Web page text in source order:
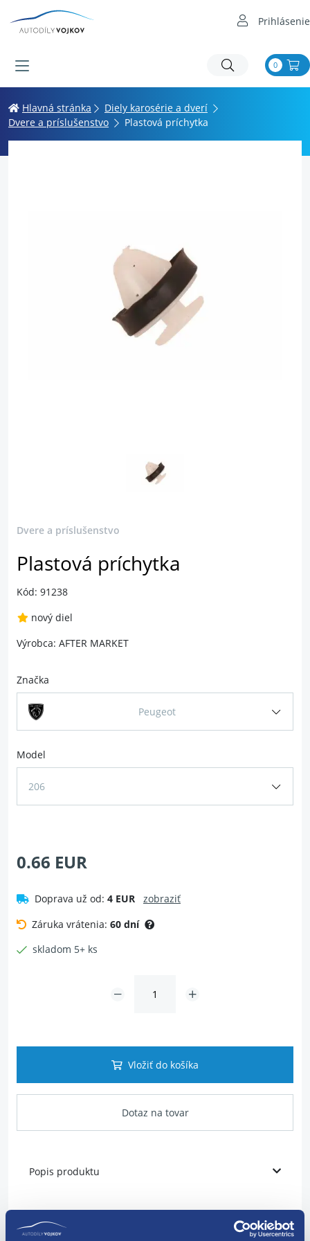
Prihlásenie
0
Hlavná stránka
Diely karosérie a dverí
Dvere a príslušenstvo
Plastová príchytka
Dvere a príslušenstvo
Plastová príchytka
Kód: 91238
nový diel
Výrobca: AFTER MARKET
Značka
Peugeot
Model
206
0.66 EUR
Doprava už od: 4 EUR
zobraziť
Záruka vrátenia: 60 dní
skladom 5+ ks
Vložiť do košíka
Dotaz na tovar
Popis produktu
pre výrobcov Peugeot
pre výrobcov Renault